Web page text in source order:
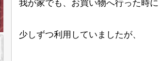
我が家でも、お買い物へ行った時に
少しずつ利用していましたが、